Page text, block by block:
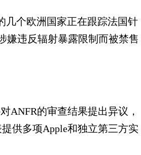
个欧洲国家正在跟踪法国针
嫌违反辐射暴露限制而被禁售
的审查结果提出异议，
供多项Apple和独立第三方实